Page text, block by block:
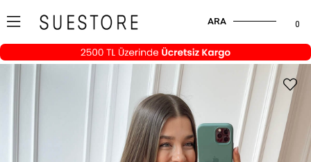
0
ARA